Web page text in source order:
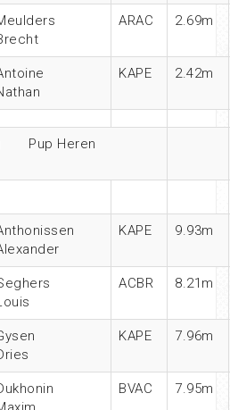
ARAC 2.69m
KAPE 2.42m
Pup Heren
KAPE 9.93m
ACBR 8.21m
KAPE 7.96m
BVAC 7.95m